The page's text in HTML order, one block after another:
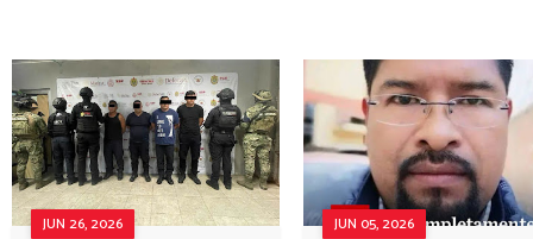
JUN 26, 2026 JUN 05, 2026